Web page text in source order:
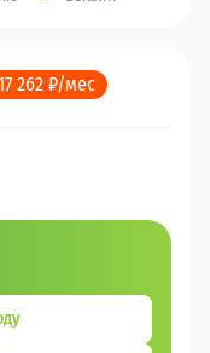
262 ₽/мес